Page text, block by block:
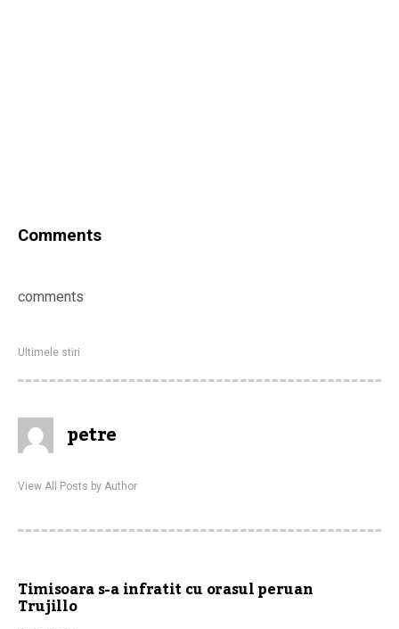
Comments
comments
Ultimele stiri
petre
View All Posts by Author
Timisoara s-a infratit cu orasul peruan
Trujillo